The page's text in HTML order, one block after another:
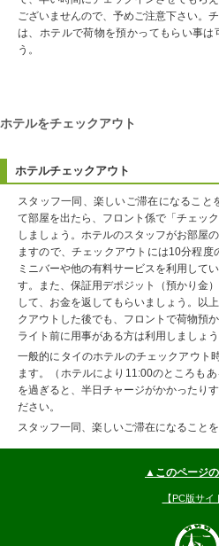
ございませんので、予めご注意下さい。
は、ホテルで荷物を預かってもらい事は
う。
ホテルをチェックアウト
ホテルチェックアウト
スタッフ一同、楽しいご滞在になること
て部屋を出たら、フロント係で「チェッ
しましょう。ホテルのスタッフがお部屋
ますので、チェックアウトには10分程
ミニバーや他の有料サービスを利用して
す。また、保証用デポジット（預かり金
して、お金を返してもらいましょう。以
クアウトした後でも、フロントで荷物預
ライト前に用事がある方は利用しましょう
一般的にタイのホテルのチェックアウト
ます。（ホテルにより11:00のところも
を過ぎると、半日チャージがかかったり
ださい。
スタッフ一同、楽しいご滞在になることを
▲このページ
【PC版サイ